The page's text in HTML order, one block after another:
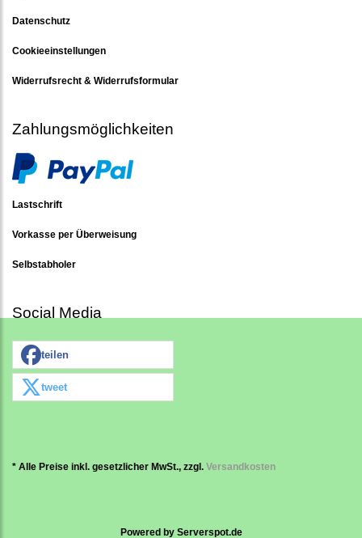
Datenschutz
Cookieeinstellungen
Widerrufsrecht & Widerrufsformular
Zahlungsmöglichkeiten
Lastschrift
Vorkasse per Überweisung
Selbstabholer
Social Media
teilen
tweet
* Alle Preise inkl. gesetzlicher MwSt., zzgl. Versandkosten
Powered by Serverspot.de